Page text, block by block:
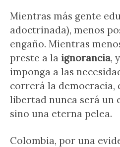
Mientras más gente
adoctrinada), menos
engaño. Mientras
preste a la ignorancia,
imponga a las
correrá la democracia,
libertad nunca será un
sino una eterna pelea.
Colombia, por una